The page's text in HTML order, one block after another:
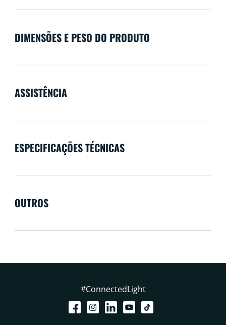
DIMENSÕES E PESO DO PRODUTO
ASSISTÊNCIA
ESPECIFICAÇÕES TÉCNICAS
OUTROS
#ConnectedLight